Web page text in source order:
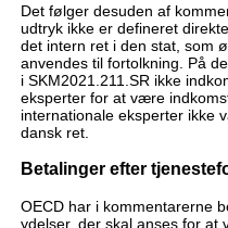
Det følger desuden af
udtryk ikke er defineret
det intern ret i den stat, som
anvendes til fortolkning. På
i SKM2021.211.SR ikke
eksperter for at være
internationale eksperter ikke
dansk ret.
Betalinger efter
OECD har i kommentarerne
ydelser, der skal anses for at